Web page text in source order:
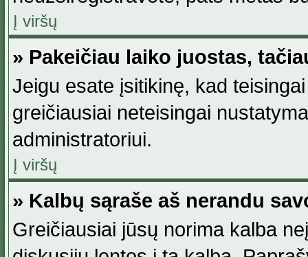
Į viršų
» Pakeičiau laiko juostas,
Jeigu esate įsitikinę, kad
greičiausiai neteisingai
administratoriui.
Į viršų
» Kalbų sąraše aš nerandu
Greičiausiai jūsų norima kalba